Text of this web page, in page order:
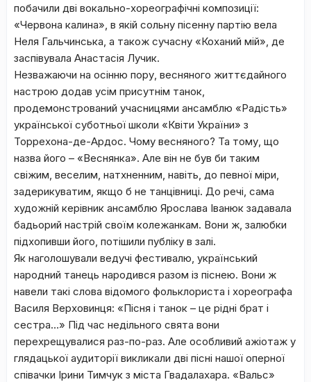
побачили дві вокально-хореографічні композиції:
«Червона калина», в якій сольну пісенну партію вела
Неля Гальчинська, а також сучасну «Коханий мій», де
заспівувала Анастасія Лучик.
Незважаючи на осінню пору, весняного життєдайного
настрою додав усім присутнім танок,
продемонстрований учасницями ансамблю «Радість»
української суботньої школи «Квіти України» з
Торрехона-де-Ардос. Чому весняного? Та тому, що
назва його – «Веснянка». Але він не був би таким
свіжим, веселим, натхненним, навіть, до певної міри,
задерикуватим, якщо б не танцівниці. До речі, сама
художній керівник ансамблю Ярослава Іванюк задавала
бадьорий настрій своїм колежанкам. Вони ж, залюбки
підхопивши його, потішили публіку в залі.
Як наголошували ведучі фестивалю, український
народний танець народився разом із піснею. Вони ж
навели такі слова відомого фольклориста і хореографа
Василя Верховинця: «Пісня і танок – це рідні брат і
сестра…» Під час недільного свята вони
перехрещувалися раз-по-раз. Але особливий ажіотаж у
глядацької аудиторії викликали дві пісні нашої оперної
співачки Ірини Тимчук з міста Гвадалахара. «Вальс»